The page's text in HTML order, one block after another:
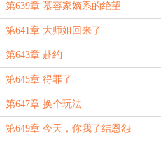
第639章 慕容家嫡系的绝望
第641章 大师姐回来了
第643章 赴约
第645章 得罪了
第647章 换个玩法
第649章 今天，你我了结恩怨